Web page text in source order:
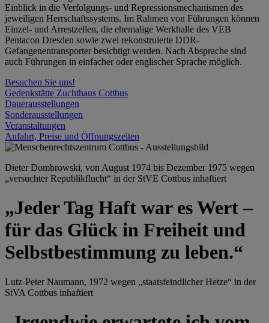
Einblick in die Verfolgungs- und Repressionsmechanismen des
jeweiligen Herrschaftssystems. Im Rahmen von Führungen können
Einzel- und Arrestzellen, die ehemalige Werkhalle des VEB
Pentacon Dresden sowie zwei rekonstruierte DDR-
Gefangenentransporter besichtigt werden. Nach Absprache sind
auch Führungen in einfacher oder englischer Sprache möglich.
Besuchen Sie uns!
Gedenkstätte Zuchthaus Cottbus
Dauerausstellungen
Sonderausstellungen
Veranstaltungen
Anfahrt, Preise und Öffnungszeiten
Dieter Dombrowski, von August 1974 bis Dezember 1975 wegen
„versuchter Republikflucht“ in der StVE Cottbus inhaftiert
„Jeder Tag Haft war es Wert –
für das Glück in Freiheit und
Selbstbestimmung zu leben.“
Lutz-Peter Naumann, 1972 wegen „staatsfeindlicher Hetze“ in der
StVA Cottbus inhaftiert